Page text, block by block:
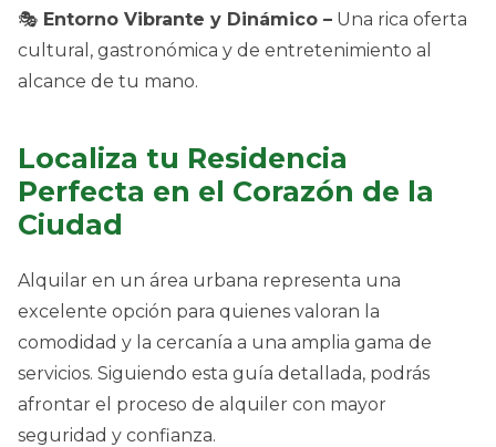
🎭 Entorno Vibrante y Dinámico – Una rica oferta
cultural, gastronómica y de entretenimiento al
alcance de tu mano.
Localiza tu Residencia
Perfecta en el Corazón de la
Ciudad
Alquilar en un área urbana representa una
excelente opción para quienes valoran la
comodidad y la cercanía a una amplia gama de
servicios. Siguiendo esta guía detallada, podrás
afrontar el proceso de alquiler con mayor
seguridad y confianza.